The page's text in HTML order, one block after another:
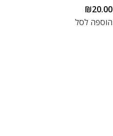
₪20.00
הוספה לסל